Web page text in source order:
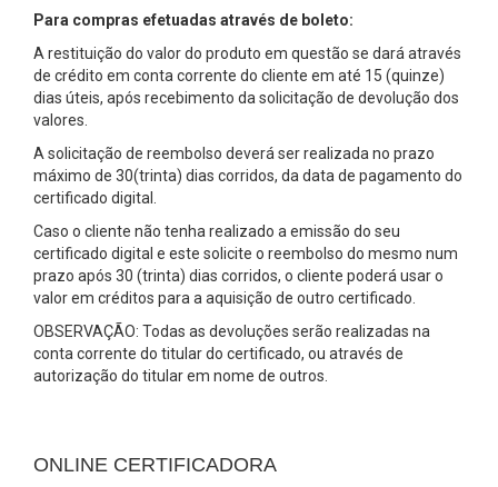
Para compras efetuadas através de boleto:
A restituição do valor do produto em questão se dará através
de crédito em conta corrente do cliente em até 15 (quinze)
dias úteis, após recebimento da solicitação de devolução dos
valores.
A solicitação de reembolso deverá ser realizada no prazo
máximo de 30(trinta) dias corridos, da data de pagamento do
certificado digital.
Caso o cliente não tenha realizado a emissão do seu
certificado digital e este solicite o reembolso do mesmo num
prazo após 30 (trinta) dias corridos, o cliente poderá usar o
valor em créditos para a aquisição de outro certificado.
OBSERVAÇÃO: Todas as devoluções serão realizadas na
conta corrente do titular do certificado, ou através de
autorização do titular em nome de outros.
ONLINE CERTIFICADORA